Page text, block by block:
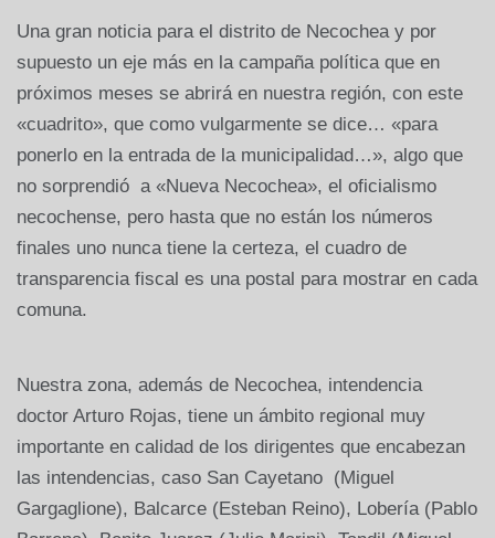
Una gran noticia para el distrito de Necochea y por
supuesto un eje más en la campaña política que en
próximos meses se abrirá en nuestra región, con este
«cuadrito», que como vulgarmente se dice… «para
ponerlo en la entrada de la municipalidad…», algo que
no sorprendió a «Nueva Necochea», el oficialismo
necochense, pero hasta que no están los números
finales uno nunca tiene la certeza, el cuadro de
transparencia fiscal es una postal para mostrar en cada
comuna.
Nuestra zona, además de Necochea, intendencia
doctor Arturo Rojas, tiene un ámbito regional muy
importante en calidad de los dirigentes que encabezan
las intendencias, caso San Cayetano (Miguel
Gargaglione), Balcarce (Esteban Reino), Lobería (Pablo